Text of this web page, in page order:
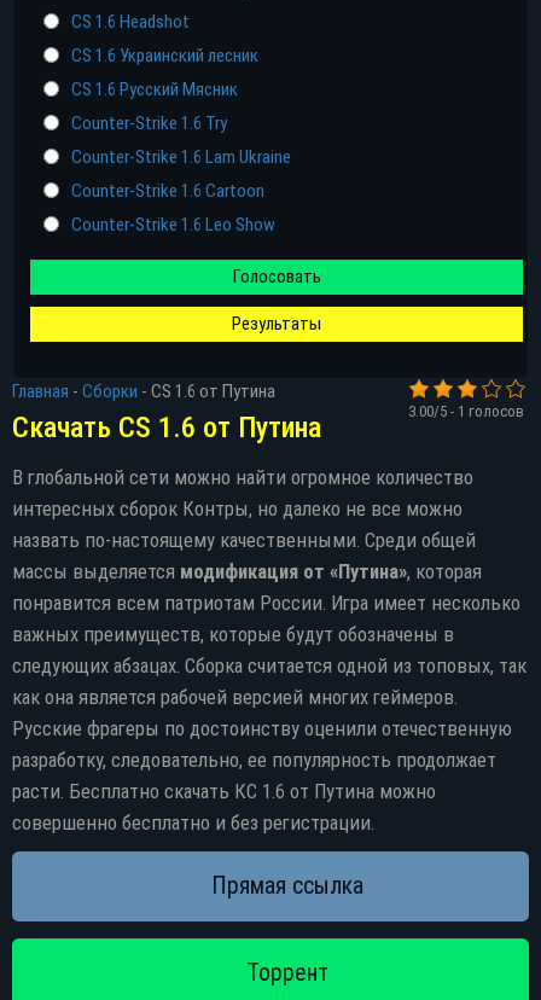
CS 1.6 Headshot
CS 1.6 Украинский лесник
CS 1.6 Русский Мясник
Counter-Strike 1.6 Try
Counter-Strike 1.6 Lam Ukraine
Counter-Strike 1.6 Cartoon
Counter-Strike 1.6 Leo Show
Голосовать
Результаты
3.00/5 - 1 голосов
Главная - Сборки - СS 1.6 от Путина
Скачать СS 1.6 от Путина
В глобальной сети можно найти огромное количество
интересных сборок Контры, но далеко не все можно
назвать по-настоящему качественными. Среди общей
массы выделяется модификация от «Путина», которая
понравится всем патриотам России. Игра имеет несколько
важных преимуществ, которые будут обозначены в
следующих абзацах. Сборка считается одной из топовых, так
как она является рабочей версией многих геймеров.
Русские фрагеры по достоинству оценили отечественную
разработку, следовательно, ее популярность продолжает
расти. Бесплатно скачать КС 1.6 от Путина можно
совершенно бесплатно и без регистрации.
Прямая ссылка